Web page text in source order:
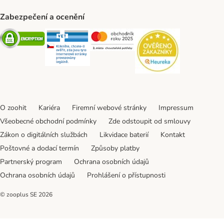
Zabezpečení a ocenění
Security Security Security
O zoohit Kariéra Firemní webové stránky
Impressum
Všeobecné obchodní podmínky
Zde odstoupit od smlouvy
Zákon o digitálních službách
Likvidace baterií
Kontakt
Poštovné a dodací termín
Způsoby platby
Partnerský program
Ochrana osobních údajů
Ochrana osobních údajů
Prohlášení o přístupnosti
© zooplus SE 2026